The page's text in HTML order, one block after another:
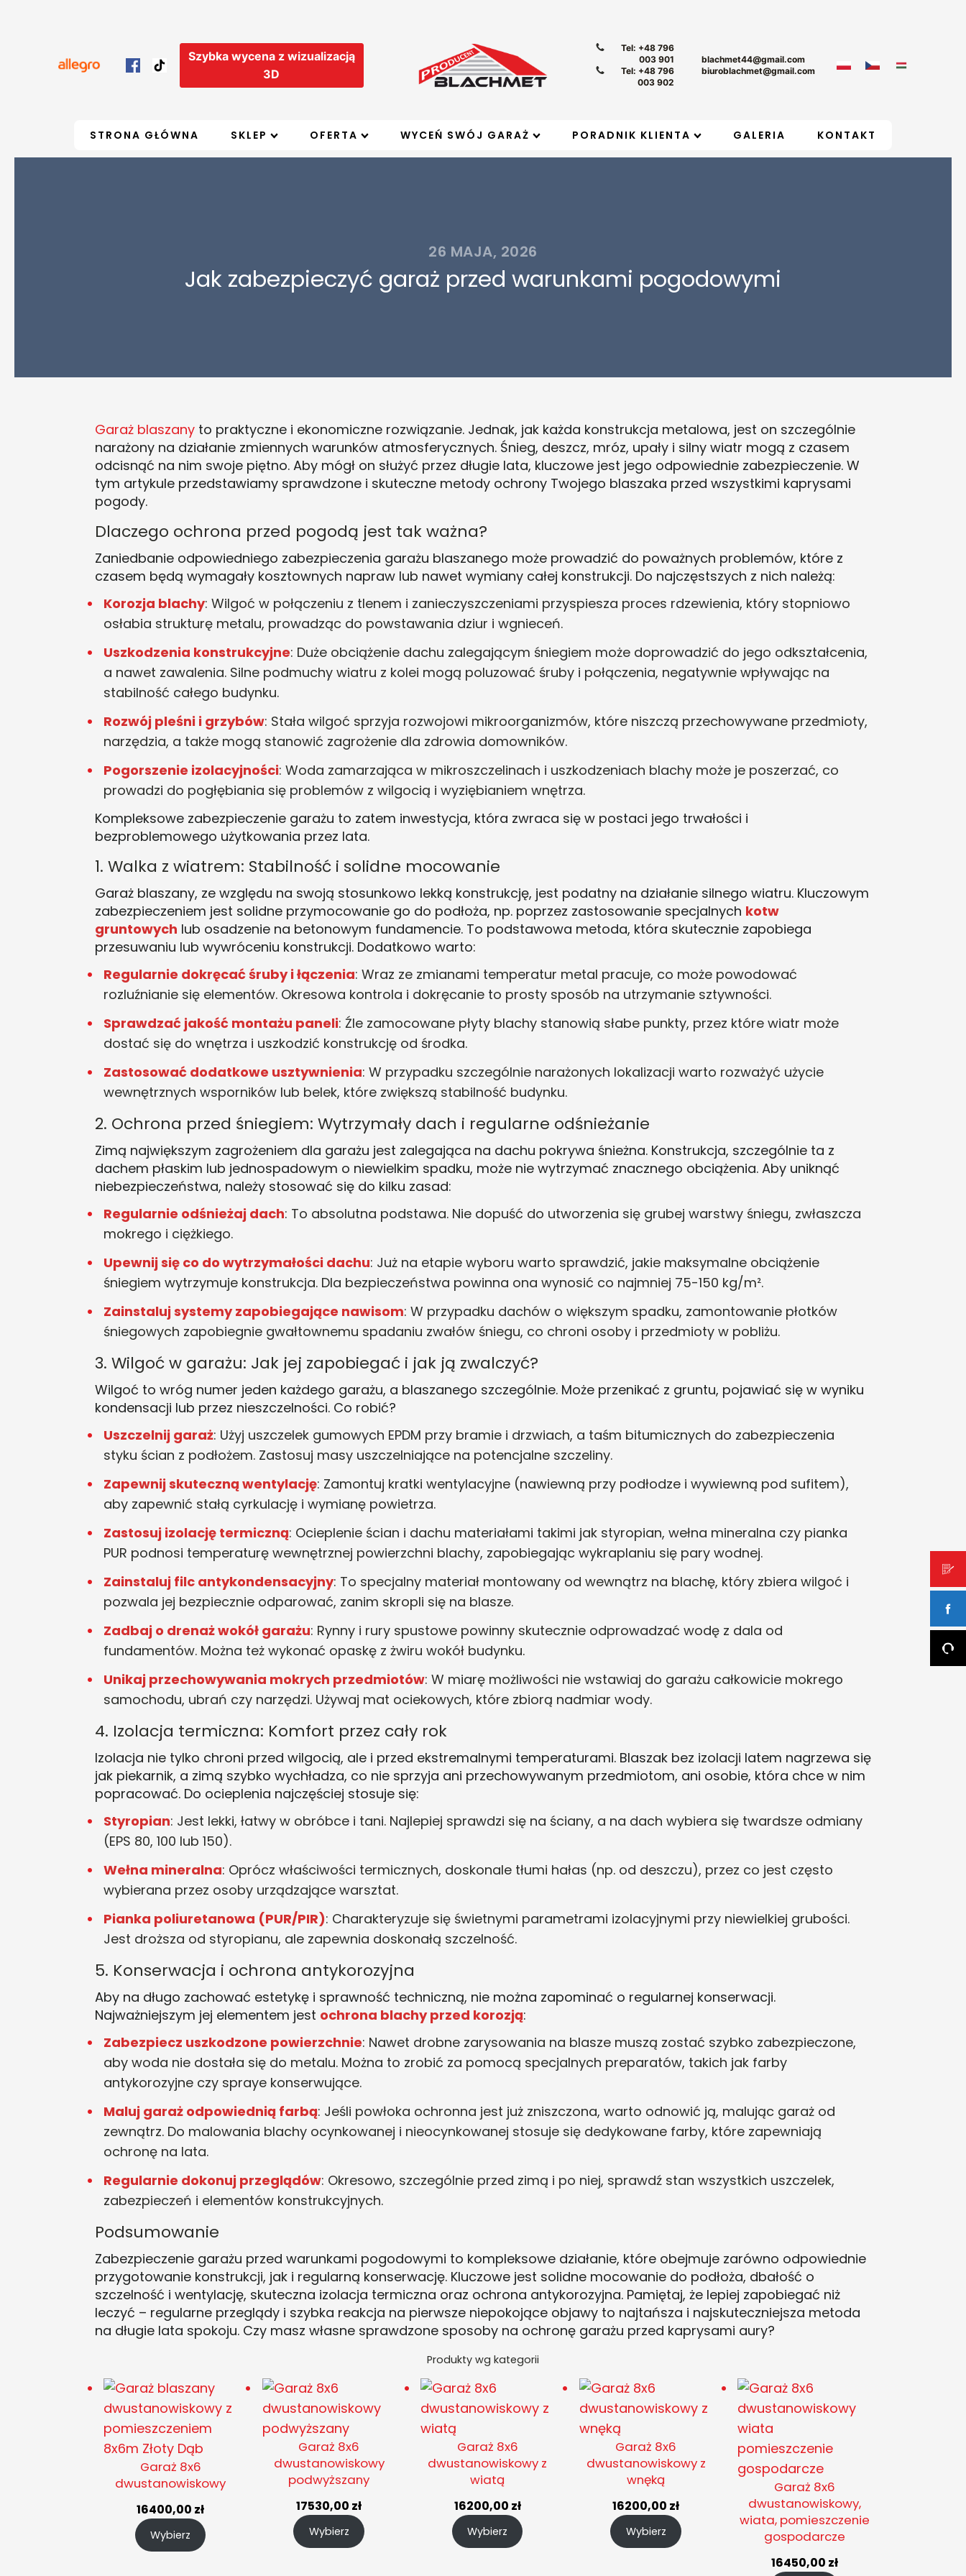
Szybka wycena z wizualizacją
3D
Tel: +48 796
003 901
Tel: +48 796
003 902
blachmet44@gmail.com
biuroblachmet@gmail.com
STRONA GŁÓWNA SKLEP OFERTA WYCEŃ SWÓJ GARAŻ PORADNIK KLIENTA GALERIA KONTAKT
26 MAJA, 2026
Jak zabezpieczyć garaż przed warunkami pogodowymi
Garaż blaszany to praktyczne i ekonomiczne rozwiązanie. Jednak, jak każda konstrukcja metalowa, jest on szczególnie
narażony na działanie zmiennych warunków atmosferycznych. Śnieg, deszcz, mróz, upały i silny wiatr mogą z czasem
odcisnąć na nim swoje piętno. Aby mógł on służyć przez długie lata, kluczowe jest jego odpowiednie zabezpieczenie. W
tym artykule przedstawiamy sprawdzone i skuteczne metody ochrony Twojego blaszaka przed wszystkimi kaprysami
pogody.
Dlaczego ochrona przed pogodą jest tak ważna?
Zaniedbanie odpowiedniego zabezpieczenia garażu blaszanego może prowadzić do poważnych problemów, które z
czasem będą wymagały kosztownych napraw lub nawet wymiany całej konstrukcji. Do najczęstszych z nich należą:
Korozja blachy: Wilgoć w połączeniu z tlenem i zanieczyszczeniami przyspiesza proces rdzewienia, który stopniowo
osłabia strukturę metalu, prowadząc do powstawania dziur i wgnieceń.
Uszkodzenia konstrukcyjne: Duże obciążenie dachu zalegającym śniegiem może doprowadzić do jego odkształcenia,
a nawet zawalenia. Silne podmuchy wiatru z kolei mogą poluzować śruby i połączenia, negatywnie wpływając na
stabilność całego budynku.
Rozwój pleśni i grzybów: Stała wilgoć sprzyja rozwojowi mikroorganizmów, które niszczą przechowywane przedmioty,
narzędzia, a także mogą stanowić zagrożenie dla zdrowia domowników.
Pogorszenie izolacyjności: Woda zamarzająca w mikroszczelinach i uszkodzeniach blachy może je poszerzać, co
prowadzi do pogłębiania się problemów z wilgocią i wyziębianiem wnętrza.
Kompleksowe zabezpieczenie garażu to zatem inwestycja, która zwraca się w postaci jego trwałości i
bezproblemowego użytkowania przez lata.
1. Walka z wiatrem: Stabilność i solidne mocowanie
Garaż blaszany, ze względu na swoją stosunkowo lekką konstrukcję, jest podatny na działanie silnego wiatru. Kluczowym
zabezpieczeniem jest solidne przymocowanie go do podłoża, np. poprzez zastosowanie specjalnych kotw
gruntowych lub osadzenie na betonowym fundamencie. To podstawowa metoda, która skutecznie zapobiega
przesuwaniu lub wywróceniu konstrukcji. Dodatkowo warto:
Regularnie dokręcać śruby i łączenia: Wraz ze zmianami temperatur metal pracuje, co może powodować
rozluźnianie się elementów. Okresowa kontrola i dokręcanie to prosty sposób na utrzymanie sztywności.
Sprawdzać jakość montażu paneli: Źle zamocowane płyty blachy stanowią słabe punkty, przez które wiatr może
dostać się do wnętrza i uszkodzić konstrukcję od środka.
Zastosować dodatkowe usztywnienia: W przypadku szczególnie narażonych lokalizacji warto rozważyć użycie
wewnętrznych wsporników lub belek, które zwiększą stabilność budynku.
2. Ochrona przed śniegiem: Wytrzymały dach i regularne odśnieżanie
Zimą największym zagrożeniem dla garażu jest zalegająca na dachu pokrywa śnieżna. Konstrukcja, szczególnie ta z
dachem płaskim lub jednospadowym o niewielkim spadku, może nie wytrzymać znacznego obciążenia. Aby uniknąć
niebezpieczeństwa, należy stosować się do kilku zasad:
Regularnie odśnieżaj dach: To absolutna podstawa. Nie dopuść do utworzenia się grubej warstwy śniegu, zwłaszcza
mokrego i ciężkiego.
Upewnij się co do wytrzymałości dachu: Już na etapie wyboru warto sprawdzić, jakie maksymalne obciążenie
śniegiem wytrzymuje konstrukcja. Dla bezpieczeństwa powinna ona wynosić co najmniej 75-150 kg/m².
Zainstaluj systemy zapobiegające nawisom: W przypadku dachów o większym spadku, zamontowanie płotków
śniegowych zapobiegnie gwałtownemu spadaniu zwałów śniegu, co chroni osoby i przedmioty w pobliżu.
3. Wilgoć w garażu: Jak jej zapobiegać i jak ją zwalczyć?
Wilgoć to wróg numer jeden każdego garażu, a blaszanego szczególnie. Może przenikać z gruntu, pojawiać się w wyniku
kondensacji lub przez nieszczelności. Co robić?
Uszczelnij garaż: Użyj uszczelek gumowych EPDM przy bramie i drzwiach, a taśm bitumicznych do zabezpieczenia
styku ścian z podłożem. Zastosuj masy uszczelniające na potencjalne szczeliny.
Zapewnij skuteczną wentylację: Zamontuj kratki wentylacyjne (nawiewną przy podłodze i wywiewną pod sufitem),
aby zapewnić stałą cyrkulację i wymianę powietrza.
Zastosuj izolację termiczną: Ocieplenie ścian i dachu materiałami takimi jak styropian, wełna mineralna czy pianka
PUR podnosi temperaturę wewnętrznej powierzchni blachy, zapobiegając wykraplaniu się pary wodnej.
Zainstaluj filc antykondensacyjny: To specjalny materiał montowany od wewnątrz na blachę, który zbiera wilgoć i
pozwala jej bezpiecznie odparować, zanim skropli się na blasze.
Zadbaj o drenaż wokół garażu: Rynny i rury spustowe powinny skutecznie odprowadzać wodę z dala od
fundamentów. Można też wykonać opaskę z żwiru wokół budynku.
Unikaj przechowywania mokrych przedmiotów: W miarę możliwości nie wstawiaj do garażu całkowicie mokrego
samochodu, ubrań czy narzędzi. Używaj mat ociekowych, które zbiorą nadmiar wody.
4. Izolacja termiczna: Komfort przez cały rok
Izolacja nie tylko chroni przed wilgocią, ale i przed ekstremalnymi temperaturami. Blaszak bez izolacji latem nagrzewa się
jak piekarnik, a zimą szybko wychładza, co nie sprzyja ani przechowywanym przedmiotom, ani osobie, która chce w nim
popracować. Do ocieplenia najczęściej stosuje się:
Styropian: Jest lekki, łatwy w obróbce i tani. Najlepiej sprawdzi się na ściany, a na dach wybiera się twardsze odmiany
(EPS 80, 100 lub 150).
Wełna mineralna: Oprócz właściwości termicznych, doskonale tłumi hałas (np. od deszczu), przez co jest często
wybierana przez osoby urządzające warsztat.
Pianka poliuretanowa (PUR/PIR): Charakteryzuje się świetnymi parametrami izolacyjnymi przy niewielkiej grubości.
Jest droższa od styropianu, ale zapewnia doskonałą szczelność.
5. Konserwacja i ochrona antykorozyjna
Aby na długo zachować estetykę i sprawność techniczną, nie można zapominać o regularnej konserwacji.
Najważniejszym jej elementem jest ochrona blachy przed korozją:
Zabezpiecz uszkodzone powierzchnie: Nawet drobne zarysowania na blasze muszą zostać szybko zabezpieczone,
aby woda nie dostała się do metalu. Można to zrobić za pomocą specjalnych preparatów, takich jak farby
antykorozyjne czy spraye konserwujące.
Maluj garaż odpowiednią farbą: Jeśli powłoka ochronna jest już zniszczona, warto odnowić ją, malując garaż od
zewnątrz. Do malowania blachy ocynkowanej i nieocynkowanej stosuje się dedykowane farby, które zapewniają
ochronę na lata.
Regularnie dokonuj przeglądów: Okresowo, szczególnie przed zimą i po niej, sprawdź stan wszystkich uszczelek,
zabezpieczeń i elementów konstrukcyjnych.
Podsumowanie
Zabezpieczenie garażu przed warunkami pogodowymi to kompleksowe działanie, które obejmuje zarówno odpowiednie
przygotowanie konstrukcji, jak i regularną konserwację. Kluczowe jest solidne mocowanie do podłoża, dbałość o
szczelność i wentylację, skuteczna izolacja termiczna oraz ochrona antykorozyjna. Pamiętaj, że lepiej zapobiegać niż
leczyć – regularne przeglądy i szybka reakcja na pierwsze niepokojące objawy to najtańsza i najskuteczniejsza metoda
na długie lata spokoju. Czy masz własne sprawdzone sposoby na ochronę garażu przed kaprysami aury?
Produkty wg kategorii
Garaż 8x6
dwustanowiskowy
16400,00 zł
Wybierz
Garaż 8x6
dwustanowiskowy
podwyższany
17530,00 zł
Wybierz
Garaż 8x6
dwustanowiskowy z
wiatą
16200,00 zł
Wybierz
Garaż 8x6
dwustanowiskowy z
wnęką
16200,00 zł
Wybierz
Garaż 8x6
dwustanowiskowy,
wiata, pomieszczenie
gospodarcze
16450,00 zł